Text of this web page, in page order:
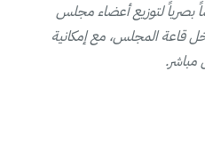
بصرياً لتوزيع أعضاء مجلس
السوري لعام 2026 داخل قاعة المجلس، مع إمكانية